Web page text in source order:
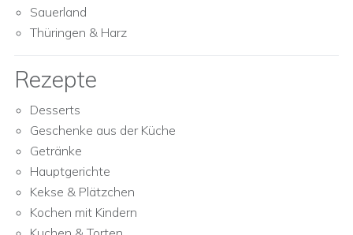
Sauerland
Thüringen & Harz
Rezepte
Desserts
Geschenke aus der Küche
Getränke
Hauptgerichte
Kekse & Plätzchen
Kochen mit Kindern